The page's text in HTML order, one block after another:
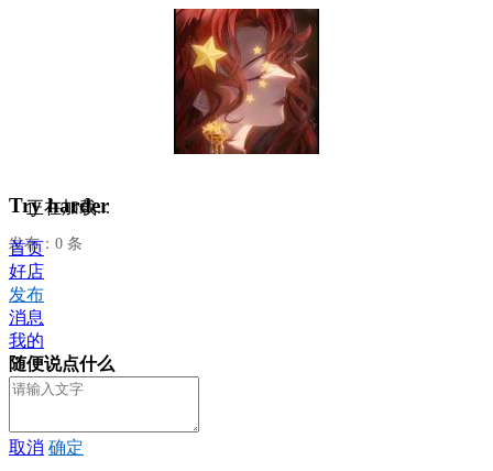
Try harder
发布：0 条
正在加载...
首页
好店
发布
消息
我的
随便说点什么
取消 确定